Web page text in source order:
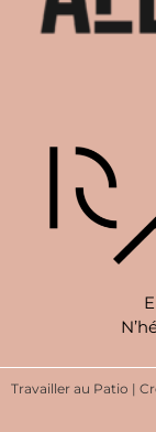
Travailler au Patio |